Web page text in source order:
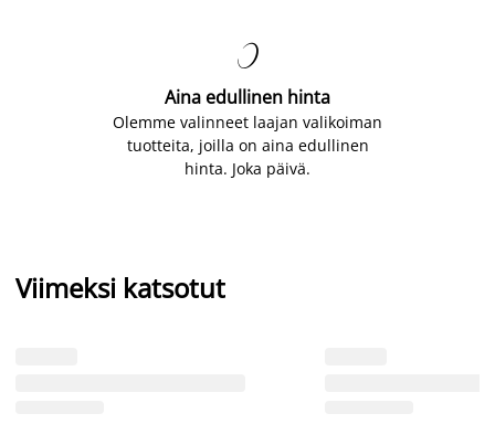

Aina edullinen hinta
Olemme valinneet laajan valikoiman
tuotteita, joilla on aina edullinen
hinta. Joka päivä.
Viimeksi katsotut